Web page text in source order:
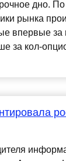
дно.
рынка
впервые за
за кол-